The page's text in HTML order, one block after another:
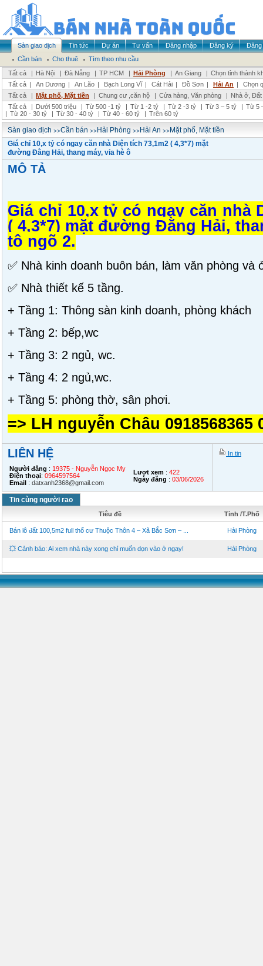
Sàn giao dịch Tin tức Dự án Tư vấn Đăng nhập Đăng ký
Đăng
Cần bán
Cho thuê
Tìm theo nhu cầu
Tất cả
| Hà Nội | Đà Nẵng | TP HCM | Hải Phòng | An Giang | Chọn tỉnh thành
Tất cả | An Dương | An Lão | Bạch Long Vĩ | Cát Hải | Đồ Sơn | Hải An |
Chọn
Tất cả
| Mặt phố, Mặt tiền | Chung cư ,căn hộ | Cửa hàng, Văn phòng | Nhà ở,
Tất cả
| Dưới 500 triệu | Từ 500 -1 tỷ | Từ 1 -2 tỷ | Từ 2 -3 tỷ | Từ 3 – 5 tỷ | Từ 5
| Từ 20 - 30 tỷ | Từ 30 - 40 tỷ | Từ 40 - 60 tỷ | Trên 60 tỷ
Sàn giao dịch >>Cần bán >>Hải Phòng >>Hải An >>Mặt phố, Mặt tiền
Giá chỉ 10,x tỷ có ngay căn nhà Diện tích 73,1m2 ( 4,3*7) mặt
đường Đằng Hải, thang máy, vỉa hè ô
MÔ TẢ
Giá chỉ 10,x tỷ có ngay căn nhà
( 4,3*7) mặt đường Đằng Hải,
tô ngõ 2.
✅ Nhà kinh doanh buôn bán, làm văn phòng và
✅ Nhà thiết kế 5 tầng.
+ Tầng 1: Thông sàn kinh doanh, phòng khách
+ Tầng 2: bếp,wc
+ Tầng 3: 2 ngủ, wc.
+ Tầng 4: 2 ngủ,wc.
+ Tầng 5: phòng thờ, sân phơi.
=> LH nguyễn Châu 0918568365
LIÊN HỆ
Người đăng : 19375 - Nguyễn Ngọc My
Điện thoại: 0964597564
Email : datxanh2368@gmail.com
Lượt xem : 422
Ngày đăng : 03/06/2026
In tin
Tin cùng người rao
Tiêu đề Tỉnh /T.Phố
Bán lô đất 100,5m2 full thổ cư Thuộc Thôn 4 – Xã Bắc Sơn – ... Hải Phòng
💥 Cảnh báo: Ai xem nhà này xong chỉ muốn dọn vào ở ngay! Hải Phòng